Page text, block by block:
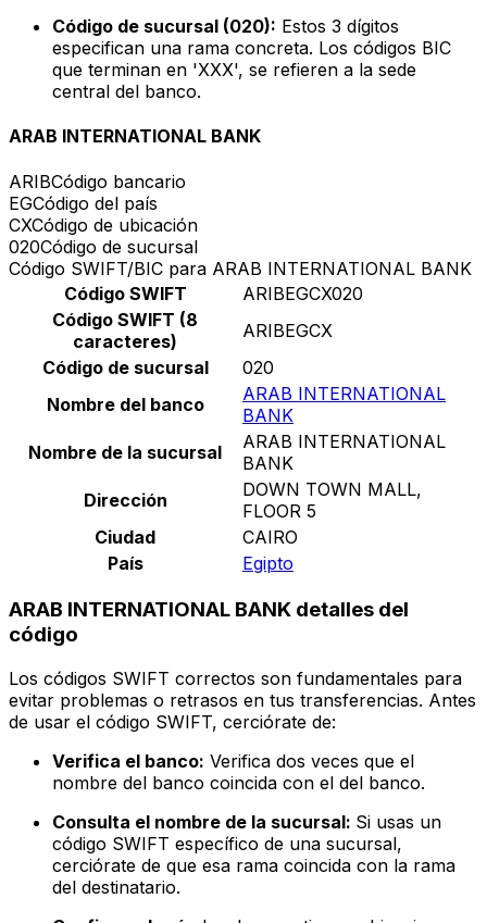
Código de sucursal (020): Estos 3 dígitos
especifican una rama concreta. Los códigos BIC
que terminan en 'XXX', se refieren a la sede
central del banco.
ARAB INTERNATIONAL BANK
ARIBCódigo bancario
EGCódigo del país
CXCódigo de ubicación
020Código de sucursal
Código SWIFT/BIC para ARAB INTERNATIONAL BANK
Código SWIFT
ARIBEGCX020
Código SWIFT (8
caracteres)
ARIBEGCX
Código de sucursal
020
Nombre del banco
ARAB INTERNATIONAL
BANK
Nombre de la sucursal
ARAB INTERNATIONAL
BANK
Dirección
DOWN TOWN MALL,
FLOOR 5
Ciudad
CAIRO
País
Egipto
ARAB INTERNATIONAL BANK detalles del
código
Los códigos SWIFT correctos son fundamentales para
evitar problemas o retrasos en tus transferencias. Antes
de usar el código SWIFT, cerciórate de:
Verifica el banco: Verifica dos veces que el
nombre del banco coincida con el del banco.
Consulta el nombre de la sucursal: Si usas un
código SWIFT específico de una sucursal,
cerciórate de que esa rama coincida con la rama
del destinatario.